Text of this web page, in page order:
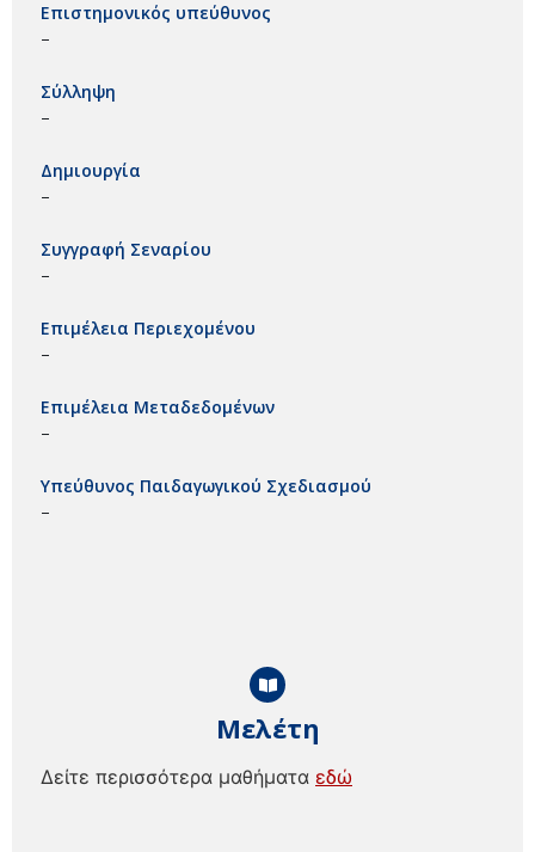
Μελέτη
Δείτε περισσότερα μαθήματα εδώ
Επιστημονικός υπεύθυνος
–
Σύλληψη
–
Δημιουργία
–
Συγγραφή Σεναρίου
–
Επιμέλεια Περιεχομένου
–
Επιμέλεια Μεταδεδομένων
–
Υπεύθυνος Παιδαγωγικού Σχεδιασμού
–